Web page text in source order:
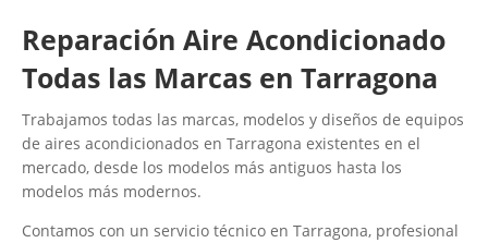
Reparación Aire Acondicionado
Todas las Marcas en Tarragona
Trabajamos todas las marcas, modelos y diseños de equipos
de aires acondicionados en Tarragona existentes en el
mercado, desde los modelos más antiguos hasta los
modelos más modernos.
Contamos con un servicio técnico en Tarragona, profesional